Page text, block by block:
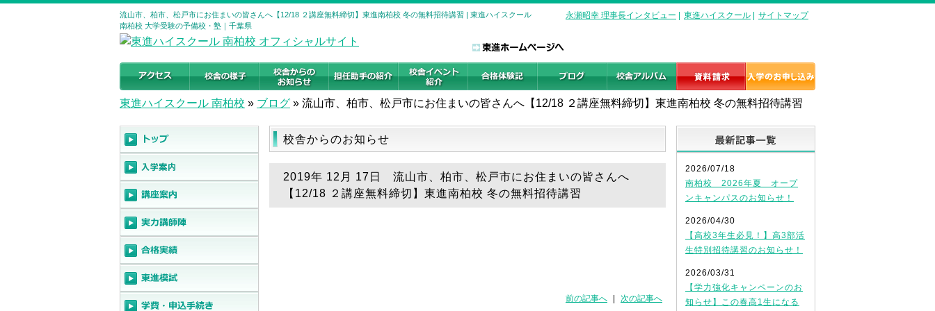
流山市、柏市、松戸市にお住まいの皆さんへ【12/18 ２講座無料締切】東進南柏校 冬の無料招待講習 | 東進ハイスクール
南柏校 大学受験の予備校・塾｜千葉県
永瀬昭幸 理事長インタビュー 東進ハイスクール サイトマップ
東進ハイスクール 南柏校 » ブログ » 流山市、柏市、松戸市にお住まいの皆さんへ【12/18 ２講座無料締切】東進南柏校 冬の無料招待講習
校舎からのお知らせ
2019年 12月 17日 流山市、柏市、松戸市にお住まいの皆さんへ
【12/18 ２講座無料締切】東進南柏校 冬の無料招待講習
前の記事へ 次の記事へ
2026/07/18
南柏校 2026年夏 オープ
ンキャンパスのお知らせ！
2026/04/30
【高校3年生必見！】高3部活
生特別招待講習のお知らせ！
2026/03/31
【学力強化キャンペーンのお
知らせ】この春高1生になる